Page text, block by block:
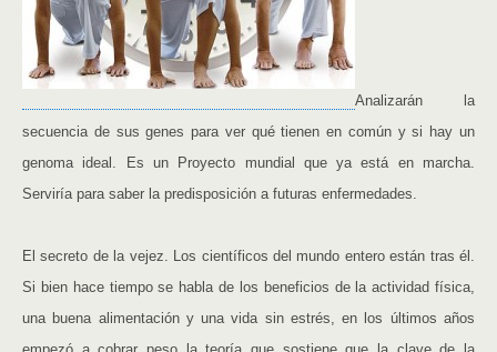
Analizarán la
secuencia de sus genes para ver qué tienen en común y si hay un
genoma ideal. Es un Proyecto mundial que ya está en marcha.
Serviría para saber la predisposición a futuras enfermedades.
El secreto de la vejez. Los científicos del mundo entero están tras él.
Si bien hace tiempo se habla de los beneficios de la actividad física,
una buena alimentación y una vida sin estrés, en los últimos años